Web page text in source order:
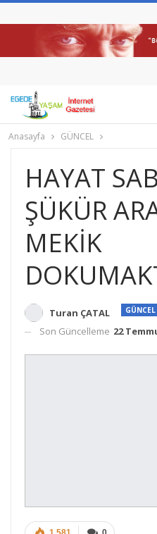
Anasayfa GÜNCEL
HAYAT
ŞÜKÜR
MEKİK
GÜNCEL
Turan ÇATAL
Son Güncelleme 22